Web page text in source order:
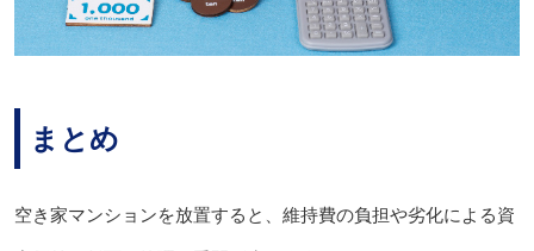
まとめ
空き家マンションを放置すると、維持費の負担や劣化による資